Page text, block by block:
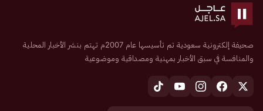
صحيفة إلكترونية سعودية تم تأسيسها عام 2007م تهتم بنشر الأخبار المحلية
والمنافسة في سبق الأخبار بمهنية ومصداقية وموضوعية